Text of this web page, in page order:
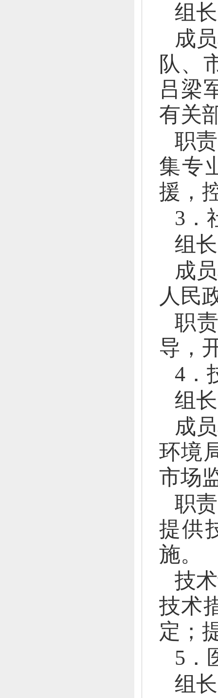
组
成
队、
吕梁
有关
职
集专
援，
3．
组
成
人民
职
导，
4．
组
成
环境
市场
职
提供
施。
技
技术
定；
5．
组